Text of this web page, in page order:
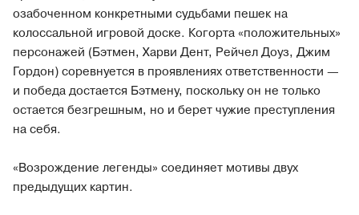
озабоченном конкретными судьбами пешек на
колоссальной игровой доске. Когорта «положительных»
персонажей (Бэтмен, Харви Дент, Рейчел Доуз, Джим
Гордон) соревнуется в проявлениях ответственности —
и победа достается Бэтмену, поскольку он не только
остается безгрешным, но и берет чужие преступления
на себя.
«Возрождение легенды» соединяет мотивы двух
предыдущих картин.